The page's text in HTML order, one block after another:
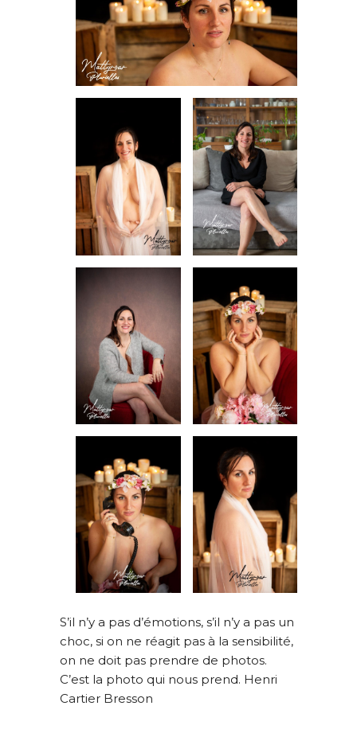
INFORMATIONS SUR LE PROJET « PLURI-
ELLES » ESTIME DE SOI
INFORMATIONS SUR LES PHOTOS DE
INFORMATIONS SUR LES PHOTOS
D’ALLAITEMENT
INFORMATIONS SUR LES PHOTOS
D’ACCOUCHEMENT
INFORMATIONS SUR LES PHOTOS NOUVEAU
NE / ENFANT
INFORMATIONS SUR LES PHOTOS DE FAMILLE
COURS DE PHOTOGRAPHIE
QUI SUIS-JE ?
CONDITIONS GÉNÉRALES DE VENTE
S’il n’y a pas d’émotions, s’il n’y a pas un
choc, si on ne réagit pas à la sensibilité,
on ne doit pas prendre de photos.
C’est la photo qui nous prend. Henri
Cartier Bresson